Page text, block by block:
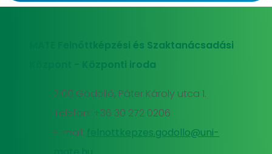
MATE Felnőttképzési és Szaktanácsadási
Központ - Központi iroda
2100 Gödöllő, Páter Károly utca 1.
Telefon: +36 30 272 0206
E-mail:
felnottkepzes.godollo@uni-